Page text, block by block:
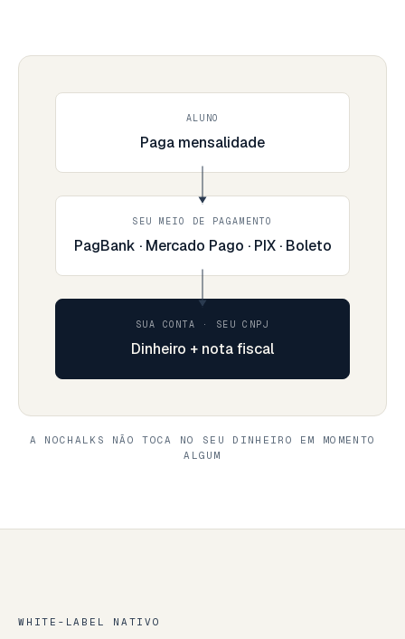
ALUNO
Paga mensalidade
SEU MEIO DE PAGAMENTO
PagBank · Mercado Pago · PIX · Boleto
SUA CONTA · SEU CNPJ
Dinheiro + nota fiscal
A NOCHALKS NÃO TOCA NO SEU DINHEIRO EM MOMENTO
ALGUM
WHITE-LABEL NATIVO